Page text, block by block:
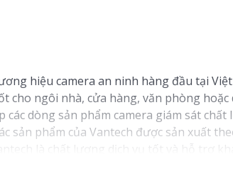
hiệu camera an ninh hàng đầu tại
cho ngôi nhà, cửa hàng, văn phòng hoặc
các dòng sản phẩm camera giám sát
sản phẩm của Vantech được sản xuất
là chất lượng dịch vụ tốt và hỗ trợ
phù hợp với nhu cầu và ngân sách của